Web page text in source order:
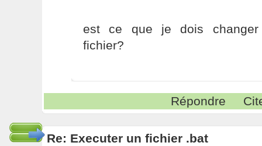
est ce que je dois changer
fichier?
Répondre
Re: Executer un fichier .bat